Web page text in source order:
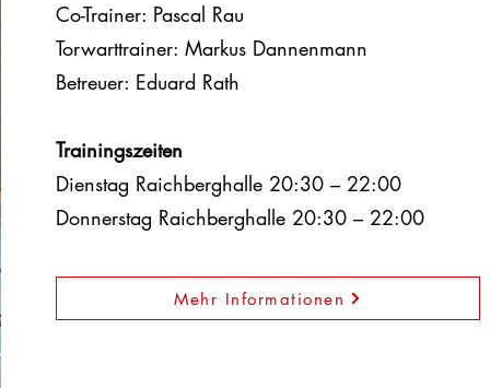
Co-Trainer: Pascal Rau
Torwarttrainer: Markus Dannenmann
Betreuer: Eduard Rath
Trainingszeiten
Dienstag Raichberghalle 20:30 – 22:00
Donnerstag Raichberghalle 20:30 – 22:00
Mehr Informationen